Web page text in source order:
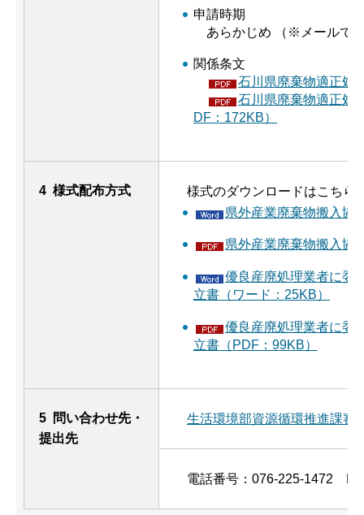
申請時期
あらかじめ （※メールで
関係条文
石川県廃棄物適正処
石川県廃棄物適正処
DF：172KB）
4 様式配布方式
様式のダウンロードはこちら
県外産業廃棄物搬入協
県外産業廃棄物搬入協
優良産廃処理業者に委
立書（ワード：25KB）
優良産廃処理業者に委
立書（PDF：99KB）
5 問い合わせ先・
提出先
生活環境部資源循環推進課審
電話番号：076-225-1472